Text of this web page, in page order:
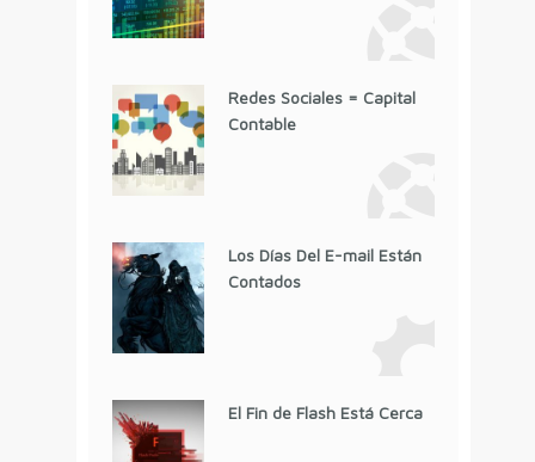
Redes Sociales = Capital
Contable
Los Días Del E-mail Están
Contados
El Fin de Flash Está Cerca